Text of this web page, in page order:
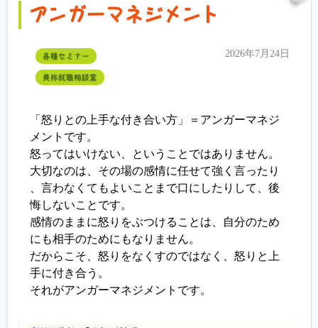
アンガーマネジメント
各種セミナー
美祢就職相談室
2026年7月24日
「怒りとの上手な付き合い方」＝アンガーマネジ
メントです。
怒ってはいけない、ということではありません。
大切なのは、その場の感情に任せて強く言ったり
、言わなくてもよいことまで口にしたりして、後
悔しないことです。
感情のままに怒りをぶつけることは、自分のため
にも相手のためにもなりません。
だからこそ、怒りをなくすのではなく、怒りと上
手に付き合う。
それがアンガーマネジメントです。